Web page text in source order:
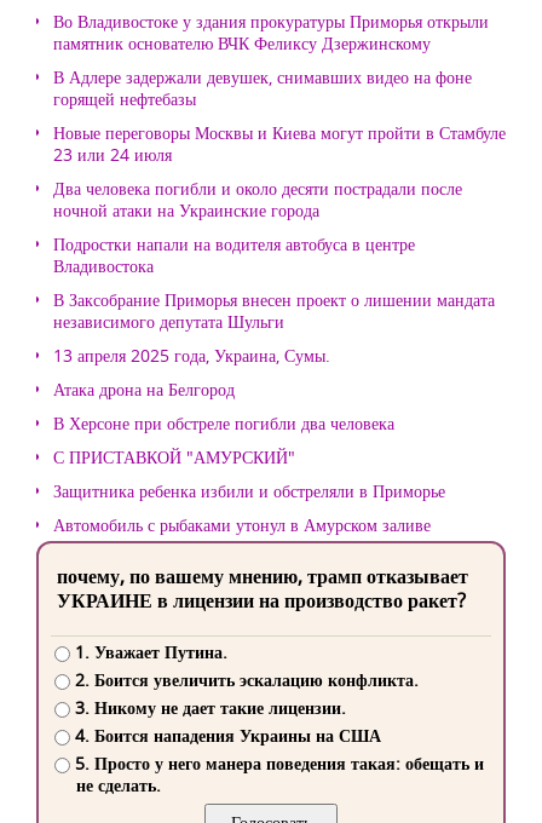
Во Владивостоке у здания прокуратуры Приморья открыли
памятник основателю ВЧК Феликсу Дзержинскому
В Адлере задержали девушек, снимавших видео на фоне
горящей нефтебазы
Новые переговоры Москвы и Киева могут пройти в Стамбуле
23 или 24 июля
Два человека погибли и около десяти пострадали после
ночной атаки на Украинские города
Подростки напали на водителя автобуса в центре
Владивостока
В Заксобрание Приморья внесен проект о лишении мандата
независимого депутата Шульги
13 апреля 2025 года, Украина, Сумы.
Атака дрона на Белгород
В Херсоне при обстреле погибли два человека
С ПРИСТАВКОЙ "АМУРСКИЙ"
Защитника ребенка избили и обстреляли в Приморье
Автомобиль с рыбаками утонул в Амурском заливе
почему, по вашему мнению, трамп отказывает
УКРАИНЕ в лицензии на производство ракет?
1. Уважает Путина.
2. Боится увеличить эскалацию конфликта.
3. Никому не дает такие лицензии.
4. Боится нападения Украины на США
5. Просто у него манера поведения такая: обещать и
не сделать.